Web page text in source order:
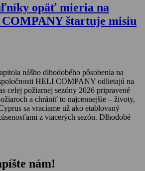
opäť mieria na
štartuje misiu
nášho dlhodobého pôsobenia na
HELI COMPANY odlietajú na
celej požiarnej sezóny 2026 pripravené
a chrániť to najcennejšie – životy,
sa vraciame už ako etablovaný
z viacerých sezón. Dlhodobé
nám!